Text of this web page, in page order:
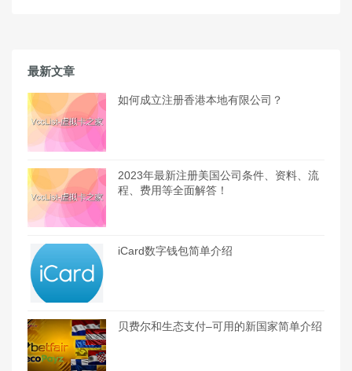
最新文章
如何成立注册香港本地有限公司？
2023年最新注册美国公司条件、资料、流
程、费用等全面解答！
iCard数字钱包简单介绍
贝费尔和生态支付–可用的新国家简单介绍